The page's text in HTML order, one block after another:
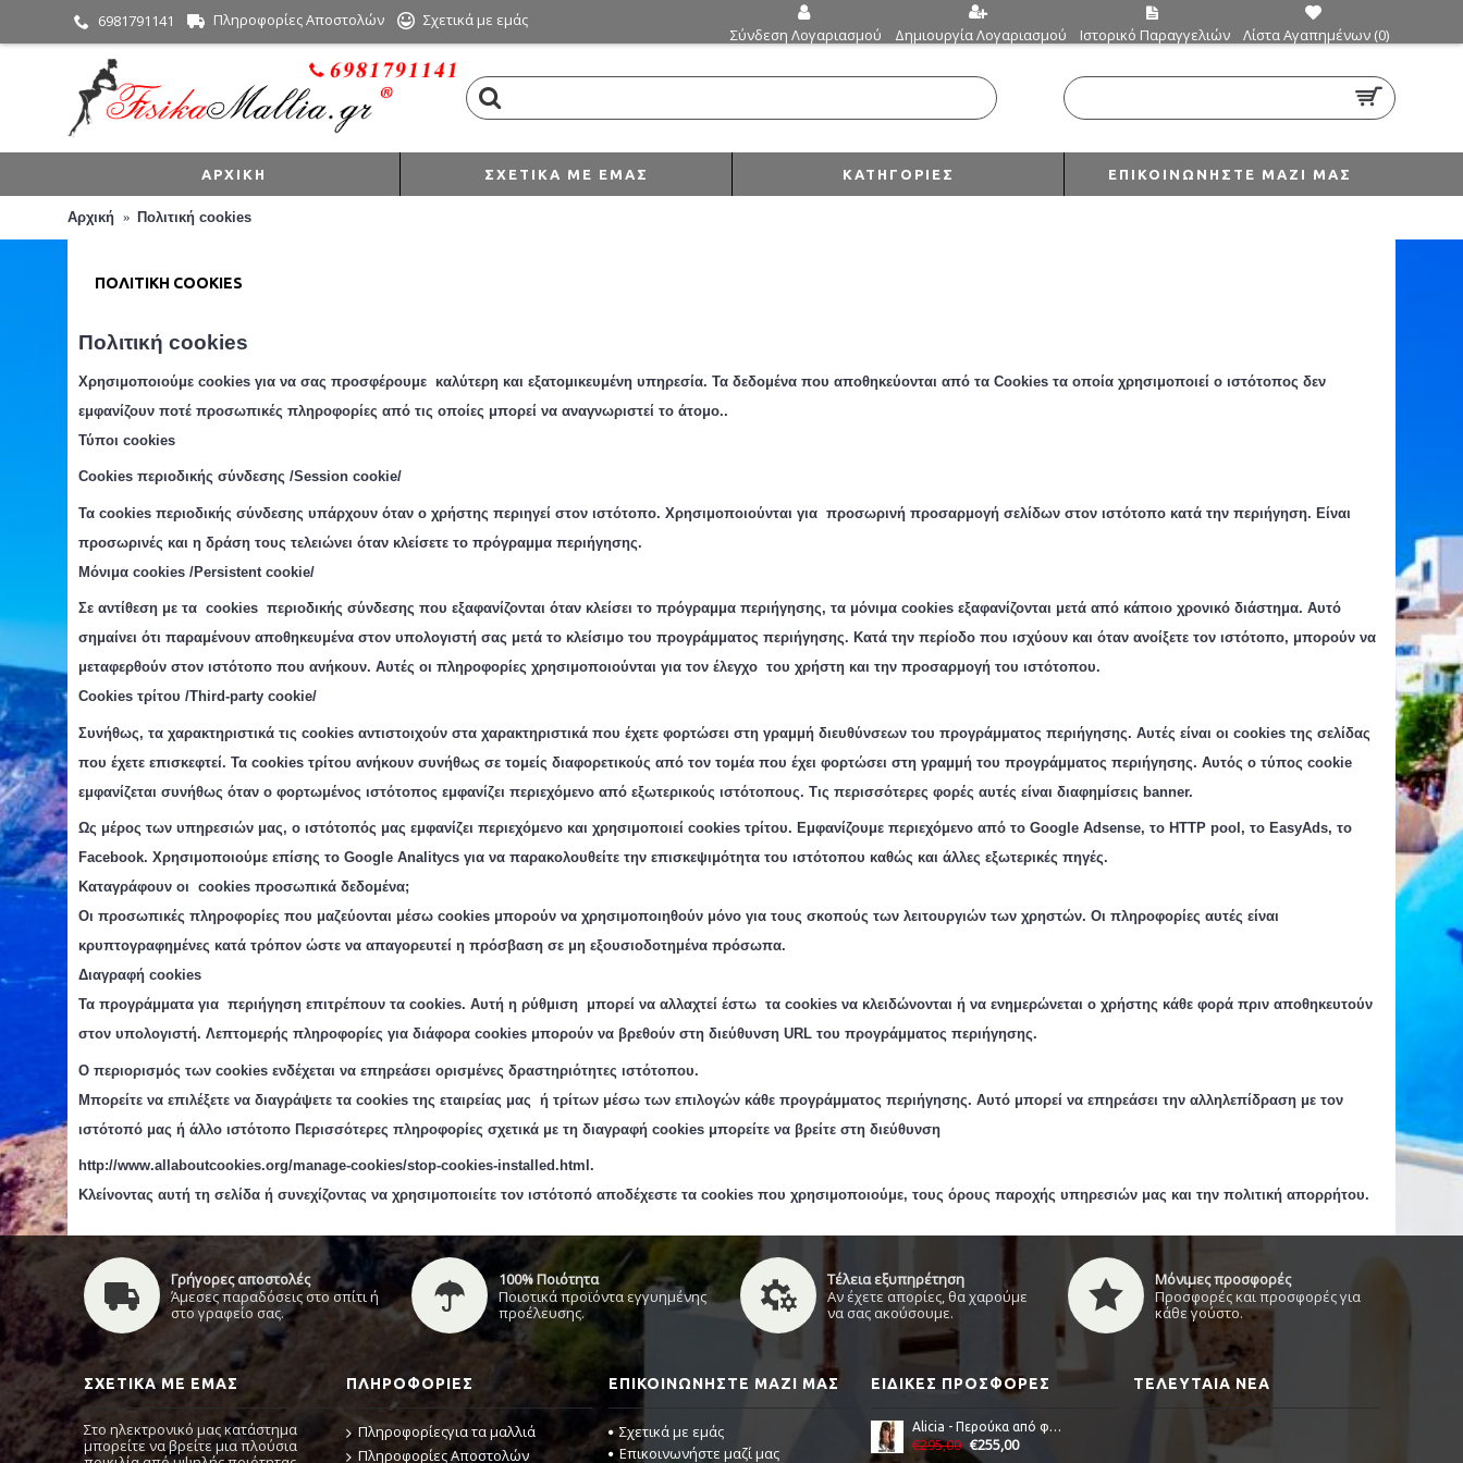
6981791141 Πληροφορίες Αποστολών Σχετικά με εμάς
Σύνδεση Λογαριασμού Δημιουργία Λογαριασμού Ιστορικό Παραγγελιών Λίστα Αγαπημένων (0)
ΑΡΧΙΚΉ ΣΧΕΤΙΚΆ ΜΕ ΕΜΆΣ ΚΑΤΗΓΟΡΊΕΣ ΕΠΙΚΟΙΝΩΝΉΣΤΕ ΜΑΖΊ ΜΑΣ
Αρχική Πολιτική cookies
ΠΟΛΙΤΙΚΉ COOKIES
Πολιτική cookies
Χρησιμοποιούμε cookies για να σας προσφέρουμε καλύτερη και εξατομικευμένη υπηρεσία. Τα δεδομένα που αποθηκεύονται από τα Cookies τα οποία χρησιμοποιεί ο ιστότοπος δεν
εμφανίζουν ποτέ προσωπικές πληροφορίες από τις οποίες μπορεί να αναγνωριστεί το άτομο..
Τύποι cookies
Cookies περιοδικής σύνδεσης /Session cookie/
Τα cookies περιοδικής σύνδεσης υπάρχουν όταν ο χρήστης περιηγεί στον ιστότοπο. Χρησιμοποιούνται για προσωρινή προσαρμογή σελίδων στον ιστότοπο κατά την περιήγηση. Είναι
προσωρινές και η δράση τους τελειώνει όταν κλείσετε το πρόγραμμα περιήγησης.
Μόνιμα cookies /Persistent cookie/
Σε αντίθεση με τα cookies περιοδικής σύνδεσης που εξαφανίζονται όταν κλείσει το πρόγραμμα περιήγησης, τα μόνιμα cookies εξαφανίζονται μετά από κάποιο χρονικό διάστημα. Αυτό
σημαίνει ότι παραμένουν αποθηκευμένα στον υπολογιστή σας μετά το κλείσιμο του προγράμματος περιήγησης. Κατά την περίοδο που ισχύουν και όταν ανοίξετε τον ιστότοπο, μπορούν να
μεταφερθούν στον ιστότοπο που ανήκουν. Αυτές οι πληροφορίες χρησιμοποιούνται για τον έλεγχο του χρήστη και την προσαρμογή του ιστότοπου.
Cookies τρίτου /Third-party cookie/
Συνήθως, τα χαρακτηριστικά τις cookies αντιστοιχούν στα χαρακτηριστικά που έχετε φορτώσει στη γραμμή διευθύνσεων του προγράμματος περιήγησης. Αυτές είναι οι cookies της σελίδας
που έχετε επισκεφτεί. Τα cookies τρίτου ανήκουν συνήθως σε τομείς διαφορετικούς από τον τομέα που έχει φορτώσει στη γραμμή του προγράμματος περιήγησης. Αυτός ο τύπος cookie
εμφανίζεται συνήθως όταν ο φορτωμένος ιστότοπος εμφανίζει περιεχόμενο από εξωτερικούς ιστότοπους. Τις περισσότερες φορές αυτές είναι διαφημίσεις banner.
Ως μέρος των υπηρεσιών μας, ο ιστότοπός μας εμφανίζει περιεχόμενο και χρησιμοποιεί cookies τρίτου. Εμφανίζουμε περιεχόμενο από το Google Adsense, το HTTP pool, το EasyAds, το
Facebook. Χρησιμοποιούμε επίσης το Google Analitycs για να παρακολουθείτε την επισκεψιμότητα του ιστότοπου καθώς και άλλες εξωτερικές πηγές.
Καταγράφουν οι cookies προσωπικά δεδομένα;
Οι προσωπικές πληροφορίες που μαζεύονται μέσω cookies μπορούν να χρησιμοποιηθούν μόνο για τους σκοπούς των λειτουργιών των χρηστών. Οι πληροφορίες αυτές είναι
κρυπτογραφημένες κατά τρόπον ώστε να απαγορευτεί η πρόσβαση σε μη εξουσιοδοτημένα πρόσωπα.
Διαγραφή cookies
Τα προγράμματα για περιήγηση επιτρέπουν τα cookies. Αυτή η ρύθμιση μπορεί να αλλαχτεί έστω τα cookies να κλειδώνονται ή να ενημερώνεται ο χρήστης κάθε φορά πριν αποθηκευτούν
στον υπολογιστή. Λεπτομερής πληροφορίες για διάφορα cookies μπορούν να βρεθούν στη διεύθυνση URL του προγράμματος περιήγησης.
Ο περιορισμός των cookies ενδέχεται να επηρεάσει ορισμένες δραστηριότητες ιστότοπου.
Μπορείτε να επιλέξετε να διαγράψετε τα cookies της εταιρείας μας ή τρίτων μέσω των επιλογών κάθε προγράμματος περιήγησης. Αυτό μπορεί να επηρεάσει την αλληλεπίδραση με τον
ιστότοπό μας ή άλλο ιστότοπο Περισσότερες πληροφορίες σχετικά με τη διαγραφή cookies μπορείτε να βρείτε στη διεύθυνση
http://www.allaboutcookies.org/manage-cookies/stop-cookies-installed.html.
Κλείνοντας αυτή τη σελίδα ή συνεχίζοντας να χρησιμοποιείτε τον ιστότοπό αποδέχεστε τα cookies που χρησιμοποιούμε, τους όρους παροχής υπηρεσιών μας και την πολιτική απορρήτου.
Γρήγορες αποστολές
Άμεσες παραδόσεις στο σπίτι ή
στο γραφείο σας.
100% Ποιότητα
Ποιοτικά προϊόντα εγγυημένης
προέλευσης.
Τέλεια εξυπηρέτηση
Αν έχετε απορίες, θα χαρούμε
να σας ακούσουμε.
Μόνιμες προσφορές
Προσφορές και προσφορές για
κάθε γούστο.
ΣΧΕΤΙΚΆ ΜΕ ΕΜΆΣ
Στο ηλεκτρονικό μας κατάστημα
μπορείτε να βρείτε μια πλούσια
ΠΛΗΡΟΦΟΡΊΕΣ
Πληροφορίεςγια τα μαλλιά
Πληροφορίες Αποστολών
ΕΠΙΚΟΙΝΩΝΉΣΤΕ ΜΑΖΊ ΜΑΣ
Σχετικά με εμάς
Επικοινωνήστε μαζί μας
ΕΙΔΙΚΈΣ ΠΡΟΣΦΟΡΈΣ
Alicia - Περούκα από φυσική τρίχα
€295,00 €255,00
ΤΕΛΕΥΤΑΊΑ ΝΈΑ